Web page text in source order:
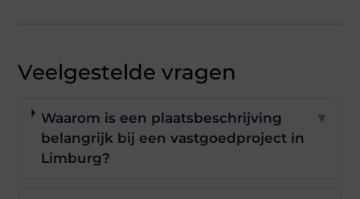
Veelgestelde vragen
Waarom is een plaatsbeschrijving
belangrijk bij een vastgoedproject in
Limburg?
▼